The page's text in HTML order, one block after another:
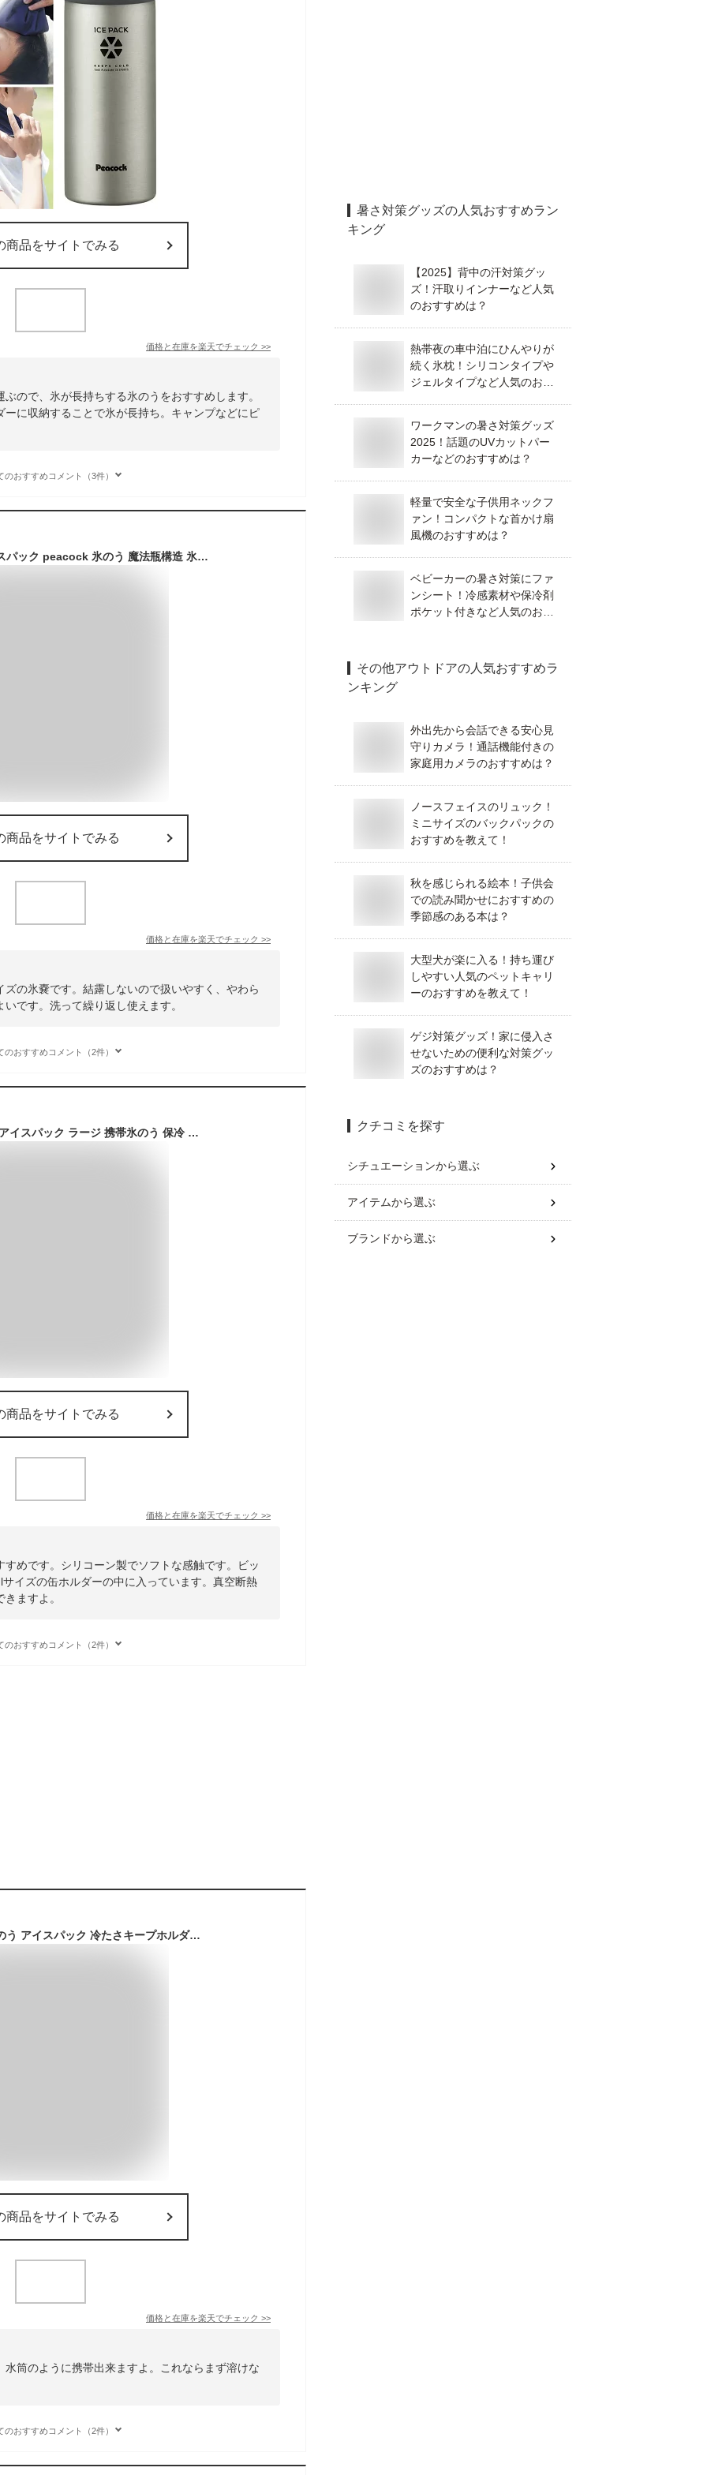
商品をサイトでみる
価格と在庫を楽天でチェック >>
ので、氷が長持ちする氷のうをおすすめします。
に収納することで氷が長持ち。キャンプなどにピ
のおすすめコメント（3件）
ピーコック ミニアイスパック peacock 氷のう 魔法瓶構造 氷嚢 スリム やわらかい ひんやり 冷感 保冷 首冷却 ほてり クールダウン 繰り返し 暑さ対策 熱中症対策 アイシング 氷 冷却 子供 スポーツ 通学 結露しない ネッククーラー ZIPで紹介 送料無料【RSL】
商品をサイトでみる
価格と在庫を楽天でチェック >>
の氷嚢です。結露しないので扱いやすく、やわら
です。洗って繰り返し使えます。
のおすすめコメント（2件）
【公式】 ピーコック アイスパック ラージ 携帯氷のう 保冷 ビッグサイズ シリコーン製 氷のう 魔法瓶構造 冷たさキープ 真空断熱 ネッククーラー 500ml 缶ホルダー ABB-L30 ホワイト / ブルーグレー
商品をサイトでみる
価格と在庫を楽天でチェック >>
めです。シリコーン製でソフトな感触です。ビッ
イズの缶ホルダーの中に入っています。真空断熱
ますよ。
のおすすめコメント（2件）
Peacock ABA-51 氷のう アイスパック 冷たさキープホルダー付き 0.5L アウトドア スポーツ キャンプ 登山 部活 クラブ活動 アイシングパック 保冷 氷嚢 ひょうのう 氷のう 夏 熱中症対策 発熱 冷やす アイシング 冷却 氷 ピーコック魔法瓶工業 (R)
商品をサイトでみる
価格と在庫を楽天でチェック >>
筒のように携帯出来ますよ。これならまず溶けな
のおすすめコメント（2件）
暑さ対策グッズの人気おすすめラン
キング
【2025】背中の汗対策グッ
ズ！汗取りインナーなど人気
のおすすめは？
熱帯夜の車中泊にひんやりが
続く氷枕！シリコンタイプや
ジェルタイプなど人気のおす
ワークマンの暑さ対策グッズ
2025！話題のUVカットパー
カーなどのおすすめは？
軽量で安全な子供用ネックフ
ァン！コンパクトな首かけ扇
風機のおすすめは？
ベビーカーの暑さ対策にファ
ンシート！冷感素材や保冷剤
ポケット付きなど人気のおす
その他アウトドアの人気おすすめラ
ンキング
外出先から会話できる安心見
守りカメラ！通話機能付きの
家庭用カメラのおすすめは？
ノースフェイスのリュック！
ミニサイズのバックパックの
おすすめを教えて！
秋を感じられる絵本！子供会
での読み聞かせにおすすめの
季節感のある本は？
大型犬が楽に入る！持ち運び
しやすい人気のペットキャリ
ーのおすすめを教えて！
ゲジ対策グッズ！家に侵入さ
せないための便利な対策グッ
ズのおすすめは？
クチコミを探す
シチュエーションから選ぶ
アイテムから選ぶ
ブランドから選ぶ